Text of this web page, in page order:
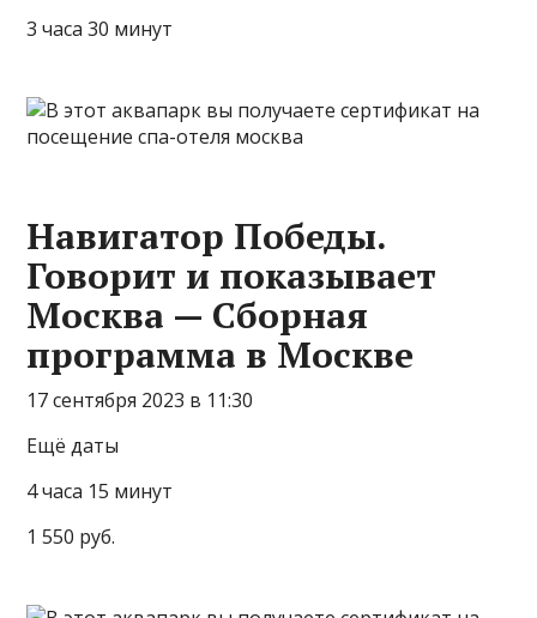
3 часа 30 минут
Навигатор Победы.
Говорит и показывает
Москва — Сборная
программа в Москве
17 сентября 2023 в 11:30
Ещё даты
4 часа 15 минут
1 550 руб.